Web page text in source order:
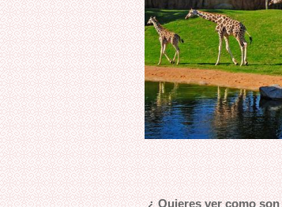
¿ Quieres ver como son